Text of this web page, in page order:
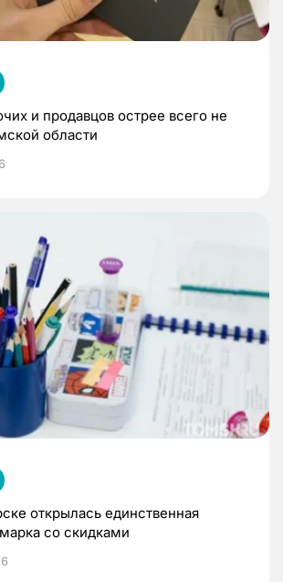
и продавцов острее всего не
области
открылась единственная
со скидками